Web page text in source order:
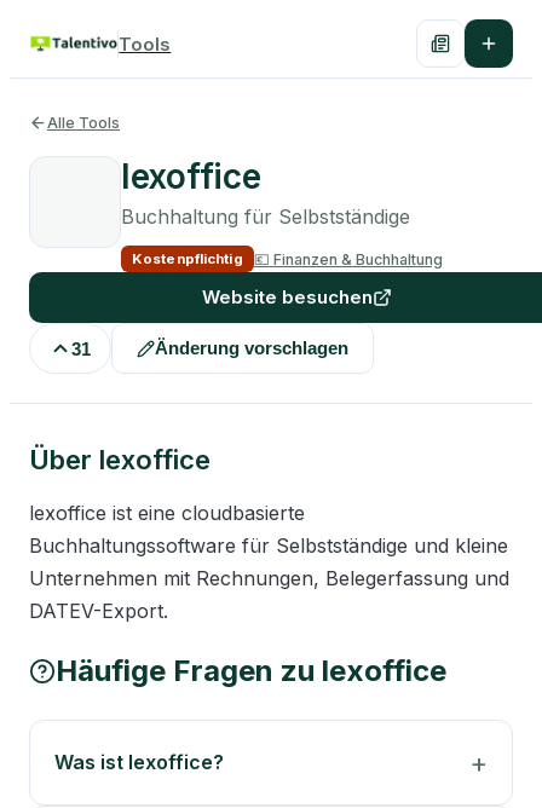
Tools
Alle Tools
lexoffice
Buchhaltung für Selbstständige
Kostenpflichtig 💶 Finanzen & Buchhaltung
Website besuchen
31 Änderung vorschlagen
Über lexoffice
lexoffice ist eine cloudbasierte
Buchhaltungssoftware für Selbstständige und kleine
Unternehmen mit Rechnungen, Belegerfassung und
DATEV-Export.
Häufige Fragen zu lexoffice
Was ist lexoffice?